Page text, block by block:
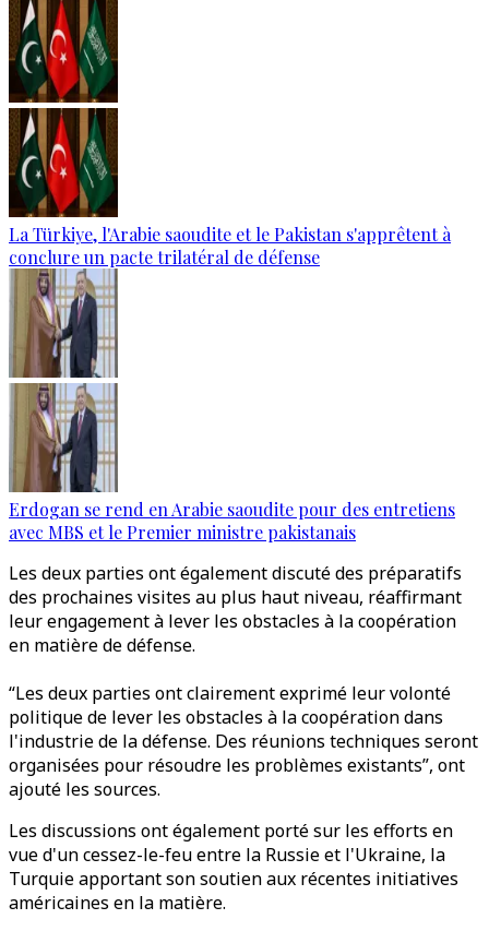
La Türkiye, l'Arabie saoudite et le Pakistan s'apprêtent à
conclure un pacte trilatéral de défense
Erdogan se rend en Arabie saoudite pour des entretiens
avec MBS et le Premier ministre pakistanais
Les deux parties ont également discuté des préparatifs
des prochaines visites au plus haut niveau, réaffirmant
leur engagement à lever les obstacles à la coopération
en matière de défense.
“Les deux parties ont clairement exprimé leur volonté
politique de lever les obstacles à la coopération dans
l'industrie de la défense. Des réunions techniques seront
organisées pour résoudre les problèmes existants”, ont
ajouté les sources.
Les discussions ont également porté sur les efforts en
vue d'un cessez-le-feu entre la Russie et l'Ukraine, la
Turquie apportant son soutien aux récentes initiatives
américaines en la matière.